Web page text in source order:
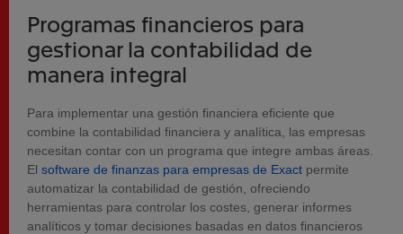
Programas financieros para
gestionar la contabilidad de
manera integral
Para implementar una gestión financiera eficiente que
combine la contabilidad financiera y analítica, las empresas
necesitan contar con un programa que integre ambas áreas.
El software de finanzas para empresas de Exact permite
automatizar la contabilidad de gestión, ofreciendo
herramientas para controlar los costes, generar informes
analíticos y tomar decisiones basadas en datos financieros